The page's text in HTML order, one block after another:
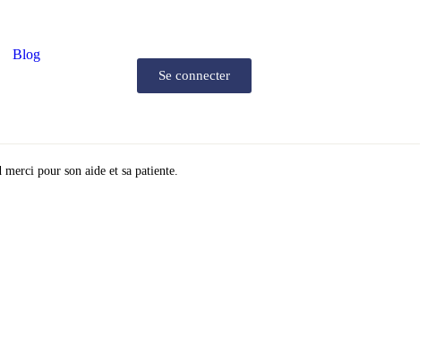
Blog
Se connecter
pour son aide et sa patiente.